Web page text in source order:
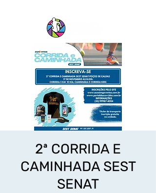
2ª CORRIDA E
CAMINHADA SEST
SENAT